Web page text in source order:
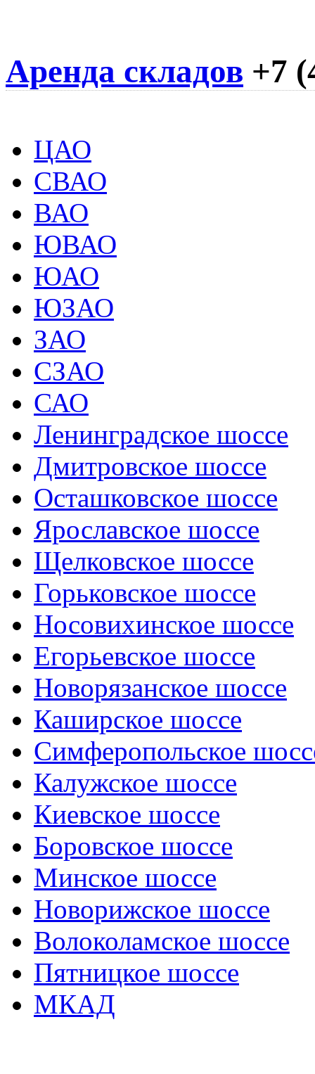
Аренда складов +7
ЦАО
СВАО
ВАО
ЮВАО
ЮАО
ЮЗАО
ЗАО
СЗАО
САО
Ленинградское шоссе
Дмитровское шоссе
Осташковское шоссе
Ярославское шоссе
Щелковское шоссе
Горьковское шоссе
Носовихинское шоссе
Егорьевское шоссе
Новорязанское шоссе
Каширское шоссе
Симферопольское
Калужское шоссе
Киевское шоссе
Боровское шоссе
Минское шоссе
Новорижское шоссе
Волоколамское шоссе
Пятницкое шоссе
МКАД